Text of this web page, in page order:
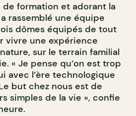
formation et adorant la
rassemblé une équipe
dômes équipés de tout
vivre une expérience
sur le terrain familial
« Je pense qu’on est trop
avec l’ère technologique
but chez nous est de
simples de la vie », confie